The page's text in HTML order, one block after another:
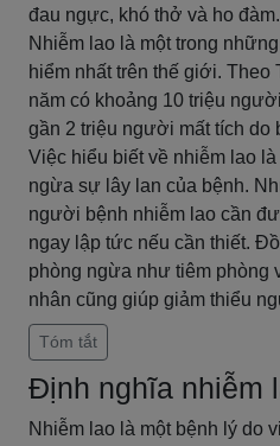
đau ngực, khó thở và ho đàm.
Nhiễm lao là một trong
hiểm nhất trên thế giới.
năm có khoảng 10 triệu
gần 2 triệu người mất tích do
Việc hiểu biết về nhiễm lao
ngừa sự lây lan của bệnh.
người bệnh nhiễm lao cần
ngay lập tức nếu cần thiết.
phòng ngừa như tiêm phòng
nhân cũng giúp giảm thiểu
Tóm tắt
Định nghĩa nhiễm
Nhiễm lao là một bệnh lý do